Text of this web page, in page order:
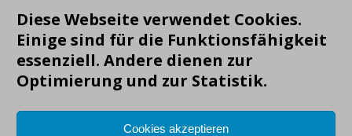
Diese Webseite verwendet Cookies.
Einige sind für die Funktionsfähigkeit
essenziell. Andere dienen zur
Optimierung und zur Statistik.
Cookies akzeptieren
Copyright: Markus Gruendig, alle Angaben ohne Gewähr!